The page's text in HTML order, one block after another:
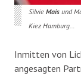
Silvie Maisund
Kiez Hamburg…
Inmitten von
angesagten